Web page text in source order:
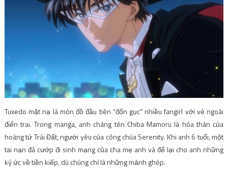
Tuxedo mặt nạ là món đồ đầu tiên “đốn gục” nhiều fangirl với vẻ ngoài
điển trai. Trong manga, anh chàng tên Chiba Mamoru là hóa thân của
hoàng tử Trái Đất, người yêu của công chúa Serenity. Khi anh 6 tuổi, một
tai nạn đã cướp đi sinh mạng của cha mẹ anh và để lại cho anh những
ký ức về tiền kiếp, dù chúng chỉ là những mảnh ghép.